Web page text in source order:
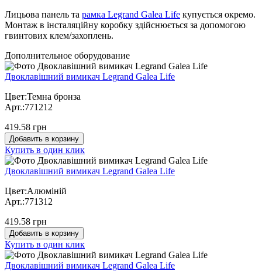
Лицьова панель та рамка Legrand Galea Life купується окремо.
Монтаж в інсталяційну коробку здійснюється за допомогою
гвинтових клем/захоплень.
Дополнительное оборудование
Двоклавішний вимикач Legrand Galea Life
Цвет:Темна бронза
Арт.:771212
419.58 грн
Добавить в корзину
Купить в один клик
Двоклавішний вимикач Legrand Galea Life
Цвет:Алюміній
Арт.:771312
419.58 грн
Добавить в корзину
Купить в один клик
Двоклавішний вимикач Legrand Galea Life